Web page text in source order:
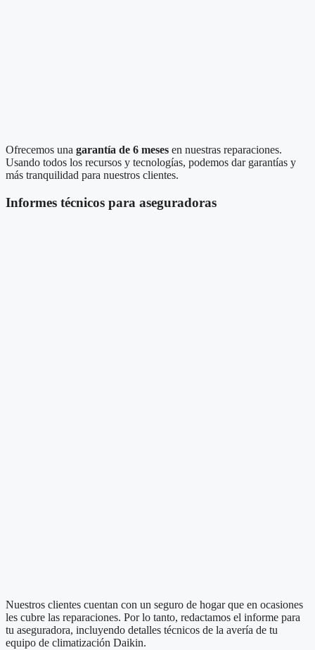
Ofrecemos una garantía de 6 meses en nuestras reparaciones.
Usando todos los recursos y tecnologías, podemos dar garantías y
más tranquilidad para nuestros clientes.
Informes técnicos para aseguradoras
Nuestros clientes cuentan con un seguro de hogar que en ocasiones
les cubre las reparaciones. Por lo tanto, redactamos el informe para
tu aseguradora, incluyendo detalles técnicos de la avería de tu
equipo de climatización Daikin.